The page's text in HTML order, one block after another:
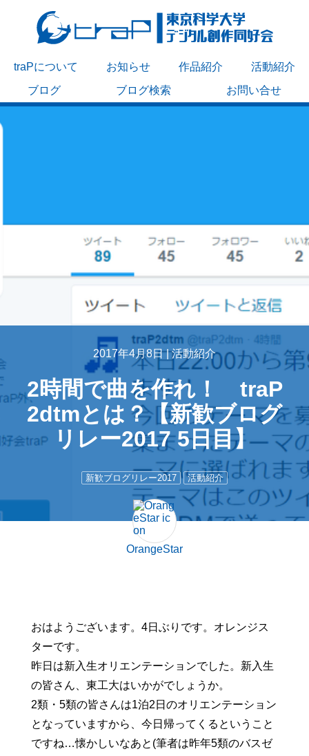
traPについて お知らせ 作品紹介
活動紹介
ブログ
ブログ検索 お問い合せ
2017年4月8日 |活動紹介
2時間で曲を作れ！ traP
2dtmとは？【新歓ブログ
リレー2017 5日目】
新歓ブログリレー2017 活動紹介
OrangeStar
おはようございます。4日ぶりです。オレンジス
ターです。
昨日は新入生オリエンテーションでした。新入生
の皆さん、東工大はいかがでしょうか。
2類・5類の皆さんは1泊2日のオリエンテーション
となっていますから、今日帰ってくるということ
ですね…懐かしいなあと(筆者は昨年5類のバスゼ